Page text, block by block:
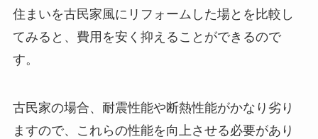
住まいを古民家風にリフォームした場とを比較し
てみると、費用を安く抑えることができるので
す。
古民家の場合、耐震性能や断熱性能がかなり劣り
ますので、これらの性能を向上させる必要があり